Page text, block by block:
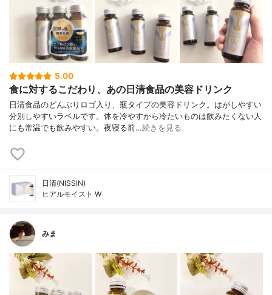
5.00
食に対するこだわり、あの日清食品の美容ドリンク
日清食品のどんぶりロゴ入り、瓶タイプの美容ドリンク。はがしやすい
分別しやすいラベルです。体を冷やすから冷たいものは飲みたくない人
にも常温でも飲みやすい。夜寝る前…続きを見る
日清(NISSIN)
ヒアルモイスト W
みま